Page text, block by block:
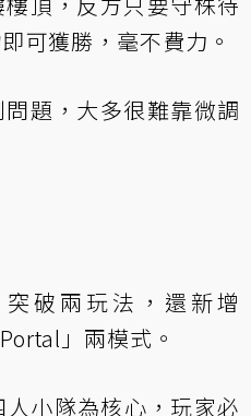
可獲勝，毫不費力。
題，大多很難靠微調
破兩玩法，還新增
」兩模式。
小隊為核心，玩家必